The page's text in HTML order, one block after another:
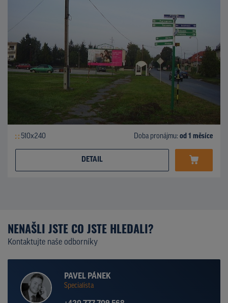
510x240 Doba pronájmu: od 1 měsíce
DETAIL
NENAŠLI JSTE CO JSTE HLEDALI?
Kontaktujte naše odborníky
PAVEL PÁNEK
Specialista